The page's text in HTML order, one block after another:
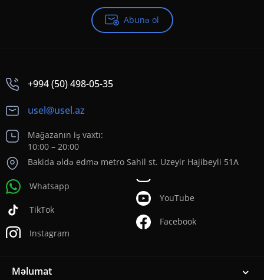
Abunə ol
+994 (50) 498-05-35
usel@usel.az
Mağazanın iş vaxtı:
10:00 – 20:00
Bakida əldə edmə metro Sahil st. Uzeyir Hajibeyli 51A
Whatsapp
TikTok
Instagram
YouTube
Facebook
Məlumat